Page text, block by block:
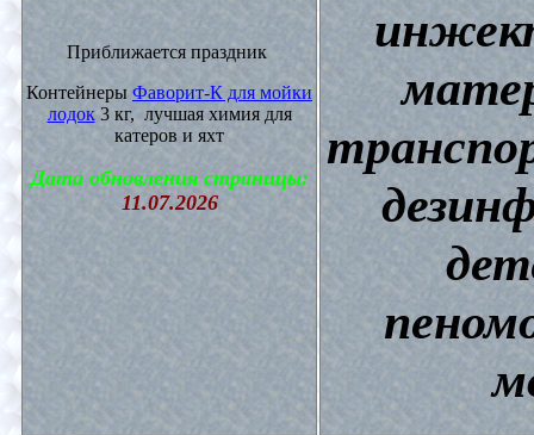
Приближается праздник
Контейнеры Фаворит-К для мойки
лодок3 кг, лучшая химия для
катеров и яхт
Дата обновления страницы:
11.07.2026